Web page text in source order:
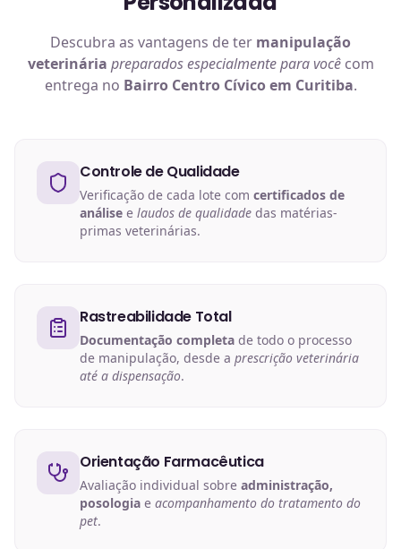
Descubra as vantagens de ter manipulação
veterinária preparados especialmente para vocêcom
entrega no Bairro Centro Cívico em Curitiba.
Controle de Qualidade
Verificação de cada lote com certificados de
análise e laudos de qualidade das matérias-
primas veterinárias.
Rastreabilidade Total
Documentação completa de todo o processo
de manipulação, desde a prescrição veterinária
até a dispensação.
Orientação Farmacêutica
Avaliação individual sobre administração,
posologia e acompanhamento do tratamento do
pet.